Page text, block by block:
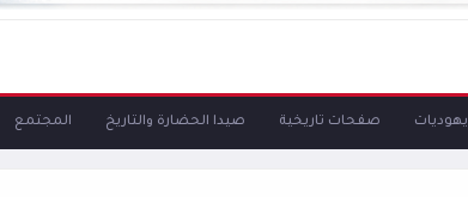
يهوديات صفحات تاريخية صيدا الحضارة والتاريخ المجتمع